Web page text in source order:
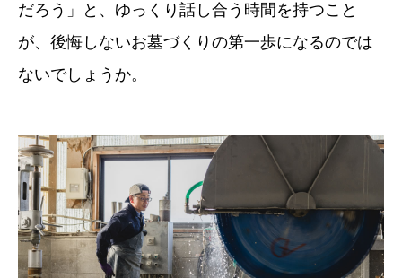
だろう」と、ゆっくり話し合う時間を持つこと
が、後悔しないお墓づくりの第一歩になるのでは
ないでしょうか。